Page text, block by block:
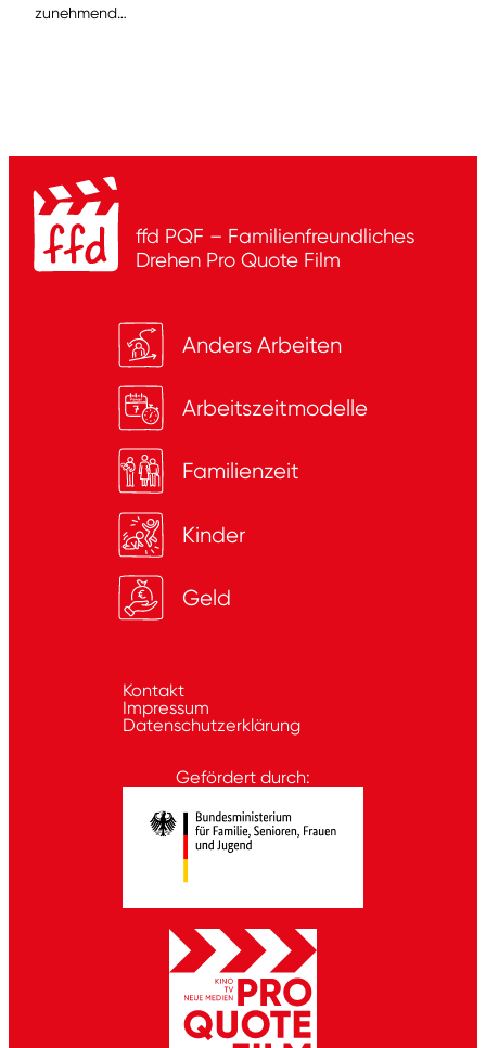
zunehmend…
ffd PQF – Familienfreundliches
Drehen Pro Quote Film
Anders Arbeiten
Arbeitszeitmodelle
Familienzeit
Kinder
Geld
Kontakt
Impressum
Datenschutzerklärung
Gefördert durch: